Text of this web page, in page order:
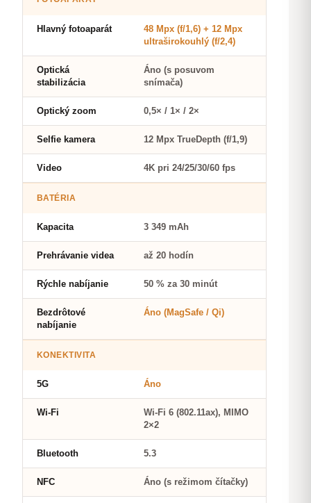
Hlavný fotoaparát
48 Mpx (f/1,6) + 12 Mpx
ultraširokouhlý (f/2,4)
Optická
stabilizácia
Áno (s posuvom
snímača)
Optický zoom 0,5× / 1× / 2×
Selfie kamera 12 Mpx TrueDepth (f/1,9)
Video 4K pri 24/25/30/60 fps
BATÉRIA
Kapacita 3 349 mAh
Prehrávanie videa až 20 hodín
Rýchle nabíjanie 50 % za 30 minút
Bezdrôtové
nabíjanie
Áno (MagSafe / Qi)
KONEKTIVITA
5G Áno
Wi-Fi
Wi-Fi 6 (802.11ax), MIMO
2×2
Bluetooth 5.3
NFC Áno (s režimom čítačky)